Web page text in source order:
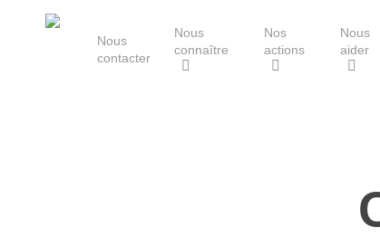
Nous
contacter
Nous
connaître
Nos
actions
Nous
aider